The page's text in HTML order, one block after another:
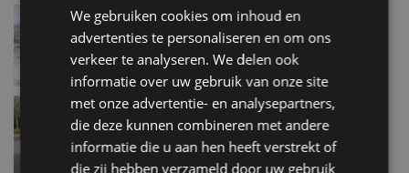
Elk jaar een nieuw model van DS Automobiles
mrt 2019
Autotest – DS 7 Crossback (2018)
dec 2018
We gebruiken cookies om inhoud en
advertenties te personaliseren en om ons
verkeer te analyseren. We delen ook
informatie over uw gebruik van onze site
met onze advertentie- en analysepartners,
die deze kunnen combineren met andere
informatie die u aan hen heeft verstrekt of
die zij hebben verzameld door uw gebruik